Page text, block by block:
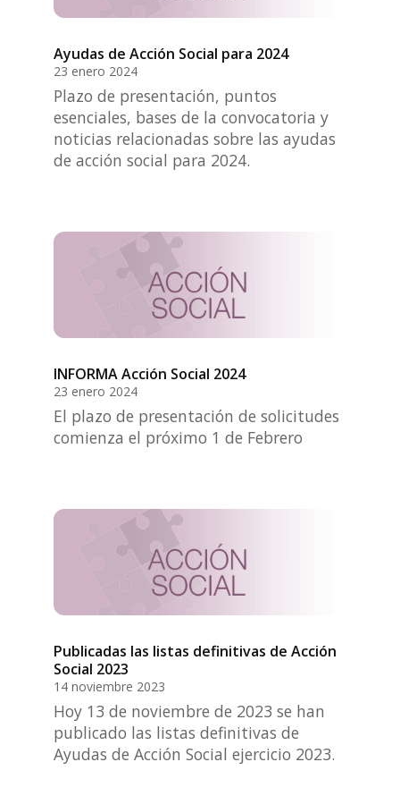
Ayudas de Acción Social para 2024
23 enero 2024
Plazo de presentación, puntos
esenciales, bases de la convocatoria y
noticias relacionadas sobre las ayudas
de acción social para 2024.
INFORMA Acción Social 2024
23 enero 2024
El plazo de presentación de solicitudes
comienza el próximo 1 de Febrero
Publicadas las listas definitivas de Acción
Social 2023
14 noviembre 2023
Hoy 13 de noviembre de 2023 se han
publicado las listas definitivas de
Ayudas de Acción Social ejercicio 2023.